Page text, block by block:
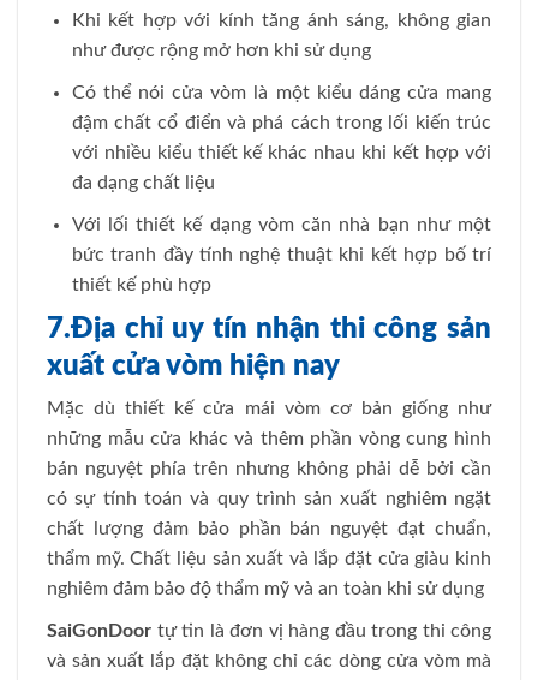
Khi kết hợp với kính tăng ánh sáng, không gian
như được rộng mở hơn khi sử dụng
Có thể nói cửa vòm là một kiểu dáng cửa mang
đậm chất cổ điển và phá cách trong lối kiến trúc
với nhiều kiểu thiết kế khác nhau khi kết hợp với
đa dạng chất liệu
Với lối thiết kế dạng vòm căn nhà bạn như một
bức tranh đầy tính nghệ thuật khi kết hợp bố trí
thiết kế phù hợp
7.Địa chỉ uy tín nhận thi công sản
xuất cửa vòm hiện nay
Mặc dù thiết kế cửa mái vòm cơ bản giống như
những mẫu cửa khác và thêm phần vòng cung hình
bán nguyệt phía trên nhưng không phải dễ bởi cần
có sự tính toán và quy trình sản xuất nghiêm ngặt
chất lượng đảm bảo phần bán nguyệt đạt chuẩn,
thẩm mỹ. Chất liệu sản xuất và lắp đặt cửa giàu kinh
nghiêm đảm bảo độ thẩm mỹ và an toàn khi sử dụng
SaiGonDoor tự tin là đơn vị hàng đầu trong thi công
và sản xuất lắp đặt không chỉ các dòng cửa vòm mà